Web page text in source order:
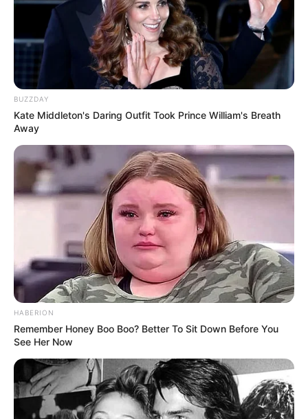
BUZZDAY
Kate Middleton's Daring Outfit Took Prince William's Breath
Away
HABERION
Remember Honey Boo Boo? Better To Sit Down Before You
See Her Now